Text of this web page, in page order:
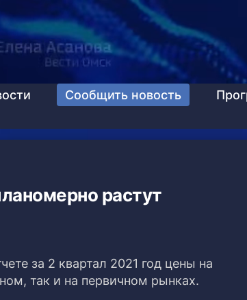
Сообщить новость
растут
за 2 квартал 2021 год цены на
так и на первичном рынках.